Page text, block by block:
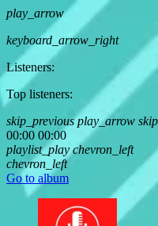
play_arrow
keyboard_arrow_right
Listeners:
Top listeners:
skip_previous play_arrow
00:00 00:00
playlist_play chevron_left
chevron_left
Go to album